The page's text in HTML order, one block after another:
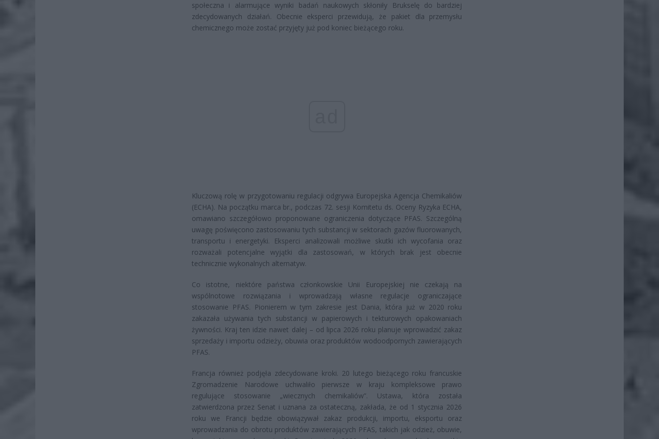
społeczna i alarmujące wyniki badań naukowych skłoniły Brukselę do bardziej
zdecydowanych działań. Obecnie eksperci przewidują, że pakiet dla przemysłu
chemicznego może zostać przyjęty już pod koniec bieżącego roku.
Kluczową rolę w przygotowaniu regulacji odgrywa Europejska Agencja Chemikaliów
(ECHA). Na początku marca br., podczas 72. sesji Komitetu ds. Oceny Ryzyka ECHA,
omawiano szczegółowo proponowane ograniczenia dotyczące PFAS. Szczególną
uwagę poświęcono zastosowaniu tych substancji w sektorach gazów fluorowanych,
transportu i energetyki. Eksperci analizowali możliwe skutki ich wycofania oraz
rozważali potencjalne wyjątki dla zastosowań, w których brak jest obecnie
technicznie wykonalnych alternatyw.
Co istotne, niektóre państwa członkowskie Unii Europejskiej nie czekają na
wspólnotowe rozwiązania i wprowadzają własne regulacje ograniczające
stosowanie PFAS. Pionierem w tym zakresie jest Dania, która już w 2020 roku
zakazała używania tych substancji w papierowych i tekturowych opakowaniach
żywności. Kraj ten idzie nawet dalej – od lipca 2026 roku planuje wprowadzić zakaz
sprzedaży i importu odzieży, obuwia oraz produktów wodoodpornych zawierających
PFAS.
Francja również podjęła zdecydowane kroki. 20 lutego bieżącego roku francuskie
Zgromadzenie Narodowe uchwaliło pierwsze w kraju kompleksowe prawo
regulujące stosowanie „wiecznych chemikaliów”. Ustawa, która została
zatwierdzona przez Senat i uznana za ostateczną, zakłada, że od 1 stycznia 2026
roku we Francji będzie obowiązywał zakaz produkcji, importu, eksportu oraz
wprowadzania do obrotu produktów zawierających PFAS, takich jak odzież, obuwie,